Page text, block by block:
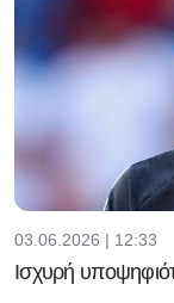
03.06.2026 | 12:33
Ισχυρή